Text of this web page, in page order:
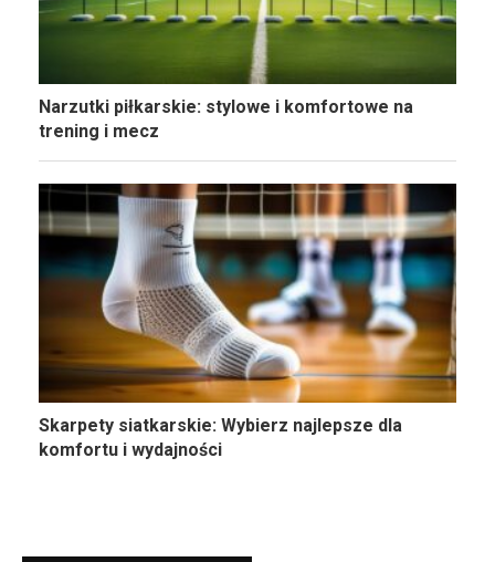
Narzutki piłkarskie: stylowe i komfortowe na
trening i mecz
Skarpety siatkarskie: Wybierz najlepsze dla
komfortu i wydajności